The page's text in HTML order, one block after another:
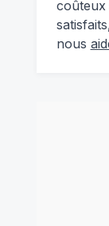
coûteux
nous